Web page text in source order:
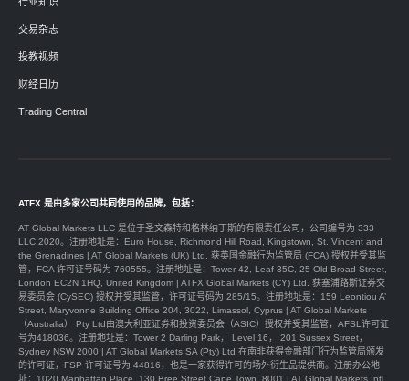
交易杂志
投教视频
财经日历
Trading Central
ATFX 是由多家公司共同使用的品牌，包括：
AT Global Markets LLC 是位于圣文森特和格林纳丁斯的有限责任公司，公司编号为 333
LLC 2020。注册地址是：Euro House, Richmond Hill Road, Kingstown, St. Vincent and
the Grenadines | AT Global Markets (UK) Ltd. 获英国金融行为监管局 (FCA) 授权并受其监
管，FCA 许可证号码为 760555。注册地址是：Tower 42, Leaf 35C, 25 Old Broad Street,
London EC2N 1HQ, United Kingdom | ATFX Global Markets (CY) Ltd. 获塞浦路斯证券交
易委员会 (CySEC) 授权并受其监管，许可证号码为 285/15。注册地址是：159 Leontiou A’
Street, Maryvonne Building Office 204, 3022, Limassol, Cyprus | AT Global Markets
（Australia） Pty Ltd由澳大利亚证券和投资委员会（ASIC）授权并受其监管，AFSL许可证
号为418036。注册地址是：Tower 2 Darling Park， Level 16， 201 Sussex Street，
Sydney NSW 2000 | AT Global Markets SA (Pty) Ltd 在南非获得金融部门行为监管局颁发
的许可证，FSP 许可证号为 44816，也是一家获得许可的场外衍生品提供商。注册办公地
址：1020 Manhattan Place, 130 Bree Street Cape Town, 8001 | AT Global Markets Intl.